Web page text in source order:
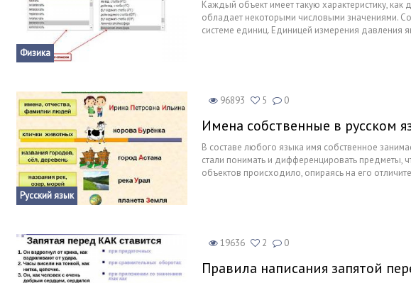
Физика
Каждый объект имеет такую характеристику, как
обладает некоторыми числовыми значениями.
системе единиц. Единицей измерения давления
Русский язык
96893 5 0
Имена собственные в русском
В составе любого языка имя собственное
стали понимать и дифференцировать предметы,
объектов происходило, опираясь на его
19636 2 0
Правила написания запятой